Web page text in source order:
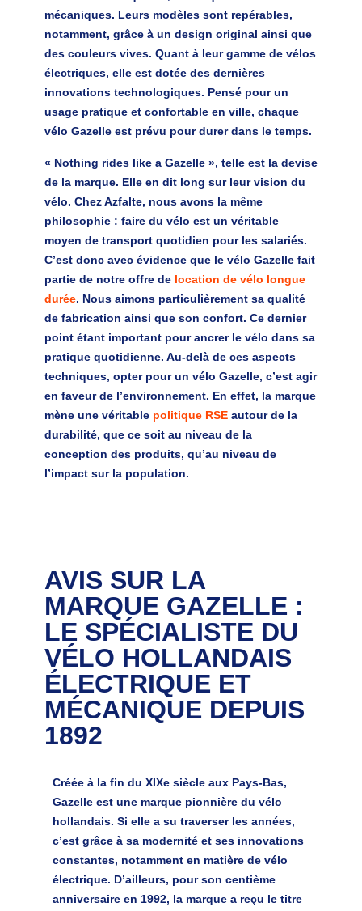
mécaniques. Leurs modèles sont repérables,
notamment, grâce à un design original ainsi que
des couleurs vives. Quant à leur gamme de vélos
électriques, elle est dotée des dernières
innovations technologiques. Pensé pour un
usage pratique et confortable en ville, chaque
vélo Gazelle est prévu pour durer dans le temps.
« Nothing rides like a Gazelle », telle est la devise
de la marque. Elle en dit long sur leur vision du
vélo. Chez Azfalte, nous avons la même
philosophie : faire du vélo est un véritable
moyen de transport quotidien pour les salariés.
C’est donc avec évidence que le vélo Gazelle fait
partie de notre offre de location de vélo longue
durée. Nous aimons particulièrement sa qualité
de fabrication ainsi que son confort. Ce dernier
point étant important pour ancrer le vélo dans sa
pratique quotidienne. Au-delà de ces aspects
techniques, opter pour un vélo Gazelle, c’est agir
en faveur de l’environnement. En effet, la marque
mène une véritable politique RSEautour de la
durabilité, que ce soit au niveau de la
conception des produits, qu’au niveau de
l’impact sur la population.
AVIS SUR LA
MARQUE GAZELLE :
LE SPÉCIALISTE DU
VÉLO HOLLANDAIS
ÉLECTRIQUE ET
MÉCANIQUE DEPUIS
1892
Créée à la fin du XIXe siècle aux Pays-Bas,
Gazelle est une marque pionnière du vélo
hollandais. Si elle a su traverser les années,
c’est grâce à sa modernité et ses innovations
constantes, notamment en matière de vélo
électrique. D’ailleurs, pour son centième
anniversaire en 1992, la marque a reçu le titre